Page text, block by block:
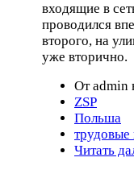
входящие в
проводился
второго, на
уже вторично.
От admin
ZSP
Польша
Читать